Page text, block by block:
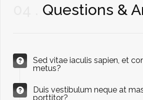
Questions &
Sed vitae iaculis sapien, et
metus?
Duis vestibulum neque at
porttitor?